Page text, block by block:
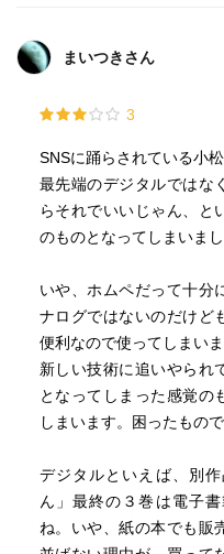
まいつきさん
3
SNSに踊らされている小
最先端のデジタルではな
らそれでいいじゃん、と
のものとなってしまいまし
いや、ホムペだって十分
ナログではないのだけど
便利なので使ってしまいま
新しい技術に追いやられ
となってしまった感覚の
しまいます。困ったもので
デジタルといえば、別
ん」最終の３巻は電子
ね。いや、紙の本でも販